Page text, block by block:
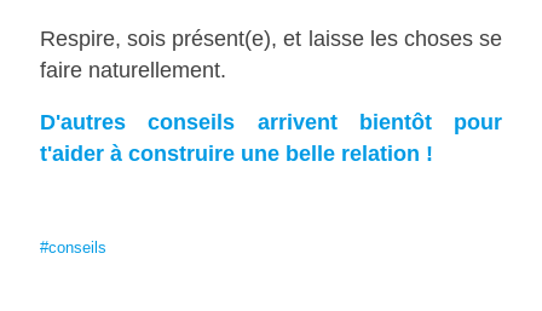
Respire, sois présent(e), et laisse les choses se
faire naturellement.
D'autres conseils arrivent bientôt pour
t'aider à construire une belle relation !
#conseils